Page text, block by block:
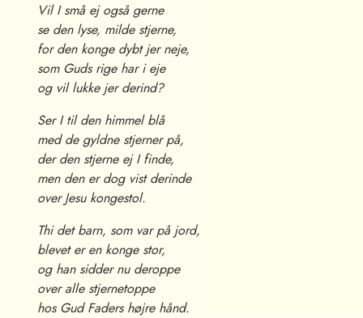
Vil I små ej også gerne
se den lyse, milde stjerne,
for den konge dybt jer neje,
som Guds rige har i eje
og vil lukke jer derind?
Ser I til den himmel blå
med de gyldne stjerner på,
der den stjerne ej I finde,
men den er dog vist derinde
over Jesu kongestol.
Thi det barn, som var på jord,
blevet er en konge stor,
og han sidder nu deroppe
over alle stjernetoppe
hos Gud Faders højre hånd.